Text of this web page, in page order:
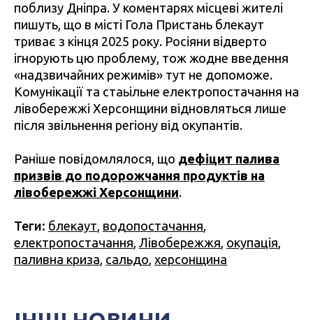
поблизу Дніпра. У коментарях місцеві жителі
пишуть, що в місті Гола Пристань блекаут
триває з кінця 2025 року. Росіяни відверто
ігнорують цю проблему, тож жодне введення
«надзвичайних режимів» тут не допоможе.
Комунікації та стаьільне електропостачання на
лівобережжі Херсонщини відновляться лише
після звільнення регіону від окупантів.
Раніше повідомлялося, що дефіцит палива
призвів до подорожчання продуктів на
лівобережжі Херсонщини.
Теги: блекаут, водопостачання,
електропостачання, Лівобережжя, окупація,
паливна криза, сальдо, херсонщина